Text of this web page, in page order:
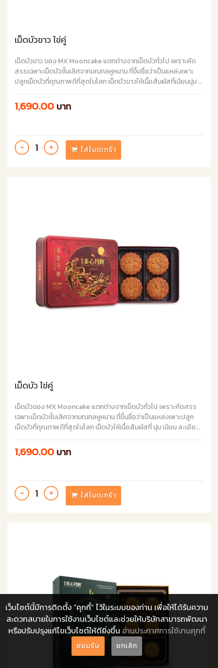
เม็ดบัวขาว ไข่คู่
เม็ดบัวขาว ของ MX Mooncake แตกต่างจากเม็ดบัวทั่วไป เพราะคัด
สรรเฉพาะเม็ดบัวชั้นเลิศจากมณฑลหูหนาน ที่ขึ้นชื่อว่าเป็นแหล่งเพาะ
ปลูกเม็ดบัวที่คุณภาพดีที่สุดในโลก เม็ดบัวขาวให้เนื้อสัมผัสที่เนียนนุ่ม มี
กลิ่นหอมละมุน เข้ากันอย่างลงตัวกับไข่แดงเค็มพรีเมียมขนาดใหญ่เต็ม
ฟอง 2 ฟอง มอบประสบการณ์ความอร่อยชั้นเยี่ยมให้คุณในช่วง
เทศกาลไหว้พระจันทร์
1,690.00 บาท
ใส่ในตะกร้า
เม็ดบัว ไข่คู่
เม็ดบัวของ MX Mooncake แตกต่างจากเม็ดบัวทั่วไป เพราะคัดสรร
เฉพาะเม็ดบัวชั้นเลิศจากมณฑลหูหนาน ที่ขึ้นชื่อว่าเป็นแหล่งเพาะปลูก
เม็ดบัวที่คุณภาพดีที่สุดในโลก เม็ดบัวให้เนื้อสัมผัสที่ นุ่ม เนียน ละเอียด
กลิ่นหอม เข้ากันอย่างลงตัวกับไข่แดงขนาดใหญ่เต็มฟอง 2 ฟอง
1,690.00 บาท
ใส่ในตะกร้า
เว็บไซต์นี้มีการติดตั้ง “คุกกี้” ไว้ในระบบของท่าน เพื่อให้ได้รับความ
สะดวกสบายในการใช้งานเว็บไซต์และช่วยให้บริษัทสามารถพัฒนา
หรือปรับปรุงแก้ไขเว็บไซต์ให้ดียิ่งขึ้น อ่านประกาศการใช้งานคุกกี้
ยอมรับ ยกเลิก